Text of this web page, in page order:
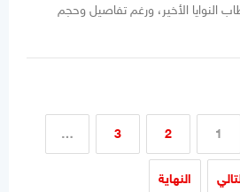
النوايا الأخير، ورغم تفاصيل وحجم
1
2
3
…
النهاية